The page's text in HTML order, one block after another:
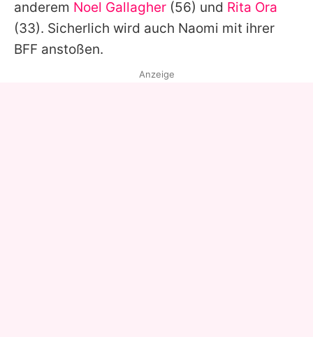
anderem Noel Gallagher (56) und Rita Ora
(33). Sicherlich wird auch Naomi mit ihrer
BFF anstoßen.
Anzeige